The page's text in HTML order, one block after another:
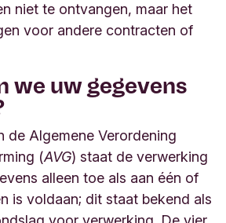
niet te ontvangen, maar het
voor andere contracten of
we uw gegevens
de Algemene Verordening
(AVG) staat de verwerking
alleen toe als aan één of
is voldaan; dit staat bekend als